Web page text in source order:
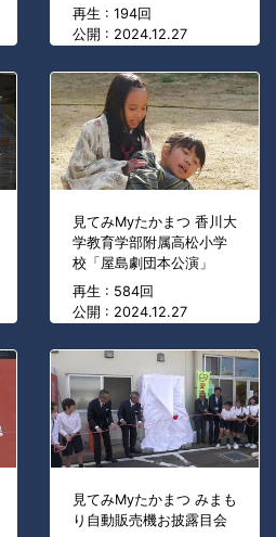
再生 : 194回
公開 : 2024.12.27
見てみMyたかまつ 香川大
学教育学部附属高松小学
校「屋島劇団本公演」
再生 : 584回
公開 : 2024.12.27
見てみMyたかまつ みまも
り自動販売機お披露目会